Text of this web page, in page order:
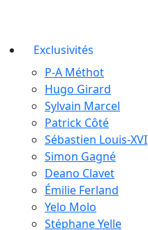
Exclusivités
P-A Méthot
Hugo Girard
Sylvain Marcel
Patrick Côté
Sébastien Louis-XVI
Simon Gagné
Deano Clavet
Émilie Ferland
Yelo Molo
Stéphane Yelle